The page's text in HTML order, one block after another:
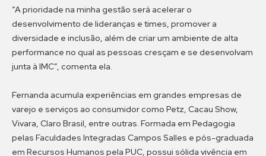
“A prioridade na minha gestão será acelerar o
desenvolvimento de lideranças e times, promover a
diversidade e inclusão, além de criar um ambiente de alta
performance no qual as pessoas cresçam e se desenvolvam
junta à IMC”, comenta ela.
Fernanda acumula experiências em grandes empresas de
varejo e serviços ao consumidor como Petz, Cacau Show,
Vivara, Claro Brasil, entre outras. Formada em Pedagogia
pelas Faculdades Integradas Campos Salles e pós-graduada
em Recursos Humanos pela PUC, possui sólida vivência em